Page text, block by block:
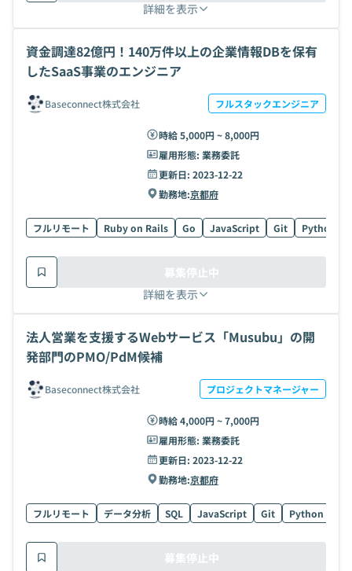
詳細を表示
資金調達82億円！140万件以上の企業情報DBを保有
したSaaS事業のエンジニア
Baseconnect株式会社 フルスタックエンジニア
時給 5,000円 ~ 8,000円
雇用形態: 業務委託
更新日: 2023-12-22
勤務地:京都府
フルリモート Ruby on Rails Go JavaScript Git Python
詳細を表示
募集停止中
法人営業を支援するWebサービス「Musubu」の開
発部門のPMO/PdM候補
Baseconnect株式会社 プロジェクトマネージャー
時給 4,000円 ~ 7,000円
雇用形態: 業務委託
更新日: 2023-12-22
勤務地:京都府
フルリモート データ分析 SQL JavaScript Git Python
募集停止中